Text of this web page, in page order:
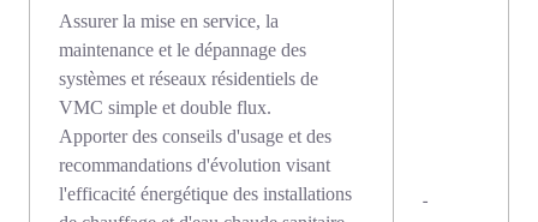
Assurer la mise en service, la
maintenance et le dépannage des
systèmes et réseaux résidentiels de
VMC simple et double flux.
Apporter des conseils d'usage et des
recommandations d'évolution visant
l'efficacité énergétique des installations
-